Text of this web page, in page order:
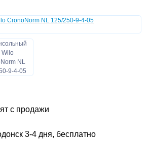
с продажи
3-4 дня, бесплатно